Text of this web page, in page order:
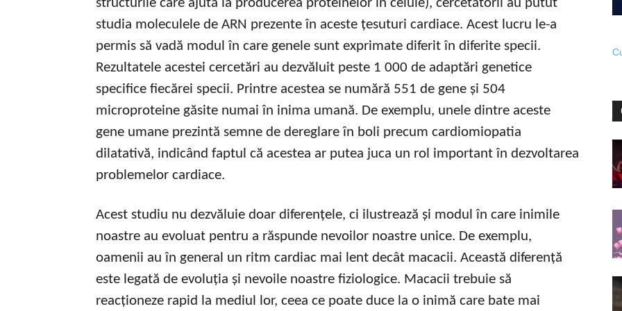
structurile care ajută la producerea proteinelor în celule), cercetătorii au putut
studia moleculele de ARN prezente în aceste țesuturi cardiace. Acest lucru le-a
permis să vadă modul în care genele sunt exprimate diferit în diferite specii.
Rezultatele acestei cercetări au dezvăluit peste 1 000 de adaptări genetice
specifice fiecărei specii. Printre acestea se numără 551 de gene și 504
microproteine găsite numai în inima umană. De exemplu, unele dintre aceste
gene umane prezintă semne de dereglare în boli precum cardiomiopatia
dilatativă, indicând faptul că acestea ar putea juca un rol important în dezvoltarea
problemelor cardiace.
Acest studiu nu dezvăluie doar diferențele, ci ilustrează și modul în care inimile
noastre au evoluat pentru a răspunde nevoilor noastre unice. De exemplu,
oamenii au în general un ritm cardiac mai lent decât macacii. Această diferență
este legată de evoluția și nevoile noastre fiziologice. Macacii trebuie să
reacționeze rapid la mediul lor, ceea ce poate duce la o inimă care bate mai